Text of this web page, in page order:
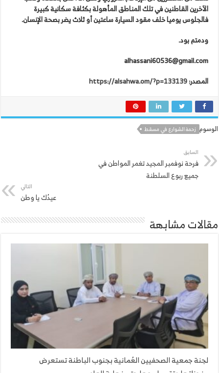
الآخرين القاطنين في تلك المناطق المأهولة بكثافة سكانية كبيرة
فالجلوس يوميا خلف مقود السيارة ساعتين أو ثلاث يضر بصحة الإنسان.
ودمتم بود.
alhassani60536@gmail.com
المصدر:https://alsahwa.om/?p=133139
الوسوم زحمة الشوارع في مسقط
السابق
فرحة نوفمبر المجيد تغمر المواطن في
جميع ربوع السلطنة
التالي
عيدُك يا وطن
مقالات مشابهة
لجنة جمعية الصحفيين العُمانية بجنوب الباطنة تستعرض